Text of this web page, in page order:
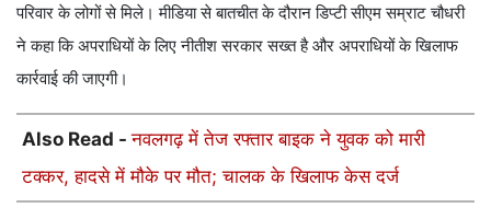
परिवार के लोगों से मिले। मीडिया से बातचीत के दौरान डिप्टी सीएम सम्राट चौधरी
ने कहा कि अपराधियों के लिए नीतीश सरकार सख्त है और अपराधियों के खिलाफ
कार्रवाई की जाएगी।
Also Read -नवलगढ़ में तेज रफ्तार बाइक ने युवक को मारी
टक्कर, हादसे में मौके पर मौत; चालक के खिलाफ केस दर्ज